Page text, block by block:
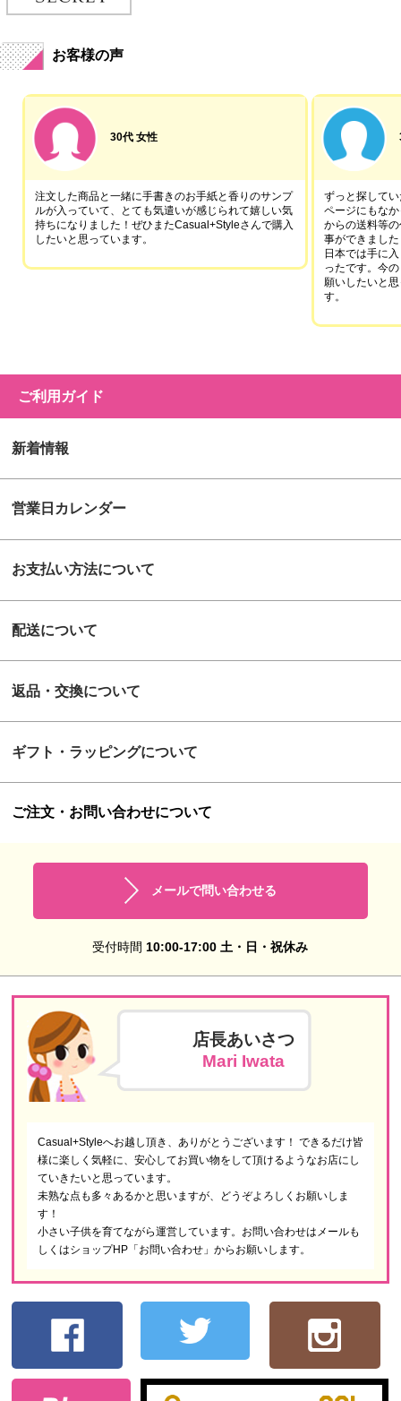
お客様の声
30代 女性
注文した商品と一緒に手書きのお手紙と香りのサンプ
ルが入っていて、とても気遣いが感じられて嬉しい気
持ちになりました！ぜひまたCasual+Styleさんで購入
したいと思っています。
ずっと探して
ページにもな
からの送料等
事ができました
日本では手に
ったです。今
願いしたいと
す。
ご利用ガイド
新着情報
営業日カレンダー
お支払い方法について
配送について
返品・交換について
ギフト・ラッピングについて
ご注文・お問い合わせについて
メールで問い合わせる
受付時間 10:00-17:00 土・日・祝休み
店長あいさつ
Mari Iwata
Casual+Styleへお越し頂き、ありがとうございます！ できるだけ皆
様に楽しく気軽に、安心してお買い物をして頂けるようなお店にし
ていきたいと思っています。
未熟な点も多々あるかと思いますが、どうぞよろしくお願いしま
す！
小さい子供を育てながら運営しています。お問い合わせはメールも
しくはショップHP「お問い合わせ」からお願いします。